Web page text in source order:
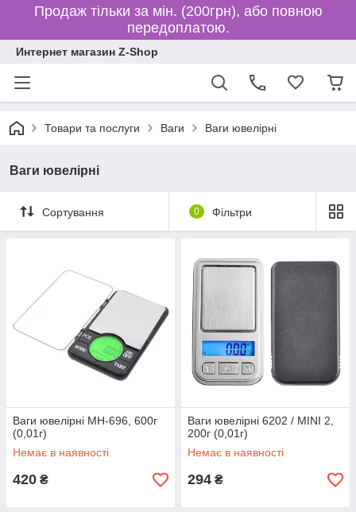
Продаж тільки за мін. (200грн), або повною
передоплатою.
Интернет магазин Z-Shop
Товари та послуги Ваги Ваги ювелірні
Ваги ювелірні
Сортування 0 Фільтри
Ваги ювелірні MH-696, 600г
(0,01г)
Немає в наявності
420 ₴
Ваги ювелірні 6202 / MINI 2,
200г (0,01г)
Немає в наявності
294 ₴